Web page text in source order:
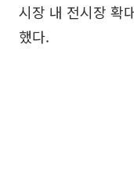
시장 내 전시장 확
했다.